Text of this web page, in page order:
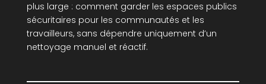
plus large : comment garder les espaces publics
sécuritaires pour les communautés et les
travailleurs, sans dépendre uniquement d’un
nettoyage manuel et réactif.